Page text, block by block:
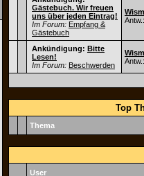
Gästebuch. Wir freuen
uns über jeden Eintrag!
Im Forum: Empfang &
Gästebuch
Ankündigung: Bitte
Lesen!
Im Forum: Beschwerden
Top
Thema
User